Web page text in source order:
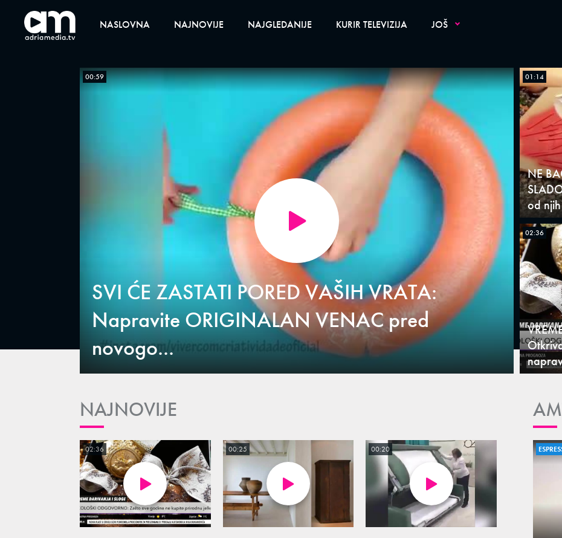
NASLOVNA NAJNOVIJE NAJGLEDANIJE KURIR TELEVIZIJA JOŠ
00:59
SVI ĆE ZASTATI PORED VAŠIH VRATA:
Napravite ORIGINALAN VENAC pred
novogo...
NE
od
01:14
02:36
NAJNOVIJE
02:36 00:25 00:20